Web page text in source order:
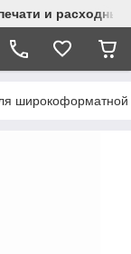
и
широкоформатной